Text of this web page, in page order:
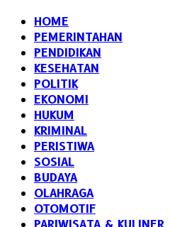
HOME
PEMERINTAHAN
PENDIDIKAN
KESEHATAN
POLITIK
EKONOMI
HUKUM
KRIMINAL
PERISTIWA
SOSIAL
BUDAYA
OLAHRAGA
OTOMOTIF